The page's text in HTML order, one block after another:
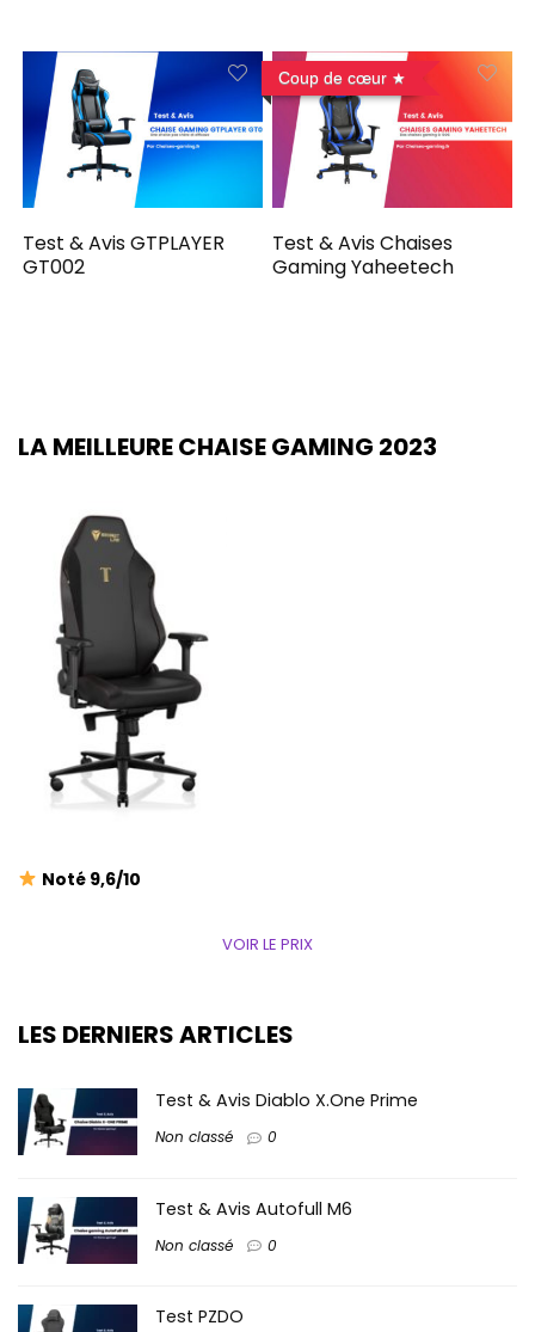
Test & Avis GTPLAYER
GT002
Coup de cœur
Test & Avis Chaises
Gaming Yaheetech
LA MEILLEURE CHAISE GAMING 2023
Noté 9,6/10
VOIR LE PRIX
LES DERNIERS ARTICLES
Test & Avis Diablo X.One Prime
Non classé 0
Test & Avis Autofull M6
Non classé 0
Test PZDO